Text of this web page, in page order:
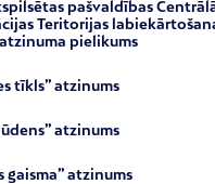
pašvaldības
Teritorijas
pielikums
tīkls” atzinums
ūdens” atzinums
gaisma” atzinums